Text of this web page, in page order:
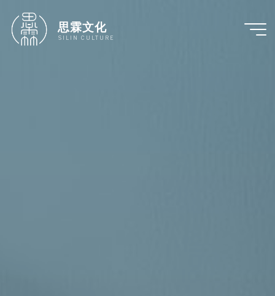
思霖文化
SILIN CULTURE